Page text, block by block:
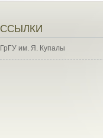
ССЫЛКИ
ГрГУ им. Я. Купалы